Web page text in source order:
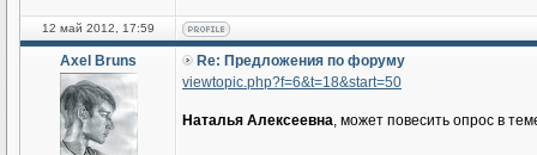
12 май 2012, 17:59
Axel Bruns
Re: Предложения по форуму
viewtopic.php?f=6&t=18&start=50
Наталья Алексеевна, может повесить опрос в